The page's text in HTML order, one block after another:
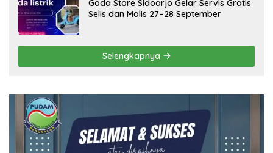
Goda Store Sidoarjo Gelar Servis Gratis
Selis dan Molis 27–28 September
Selengkapnya